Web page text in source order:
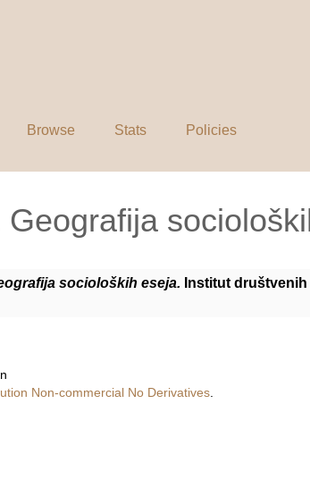
Browse Stats
Policies
socioloških eseja. Institut
Non-commercial No Derivatives.